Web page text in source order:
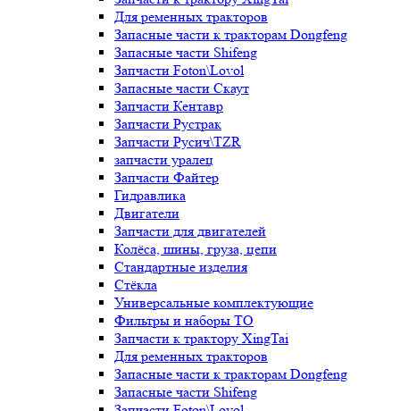
Для ременных тракторов
Запасные части к тракторам Dongfeng
Запасные части Shifeng
Запчасти Foton\Lovol
Запасные части Скаут
Запчасти Кентавр
Запчасти Рустрак
Запчасти Русич\TZR
запчасти уралец
Запчасти Файтер
Гидравлика
Двигатели
Запчасти для двигателей
Колёса, шины, груза, цепи
Стандартные изделия
Стёкла
Универсальные комплектующие
Фильтры и наборы ТО
Запчасти к трактору XingTai
Для ременных тракторов
Запасные части к тракторам Dongfeng
Запасные части Shifeng